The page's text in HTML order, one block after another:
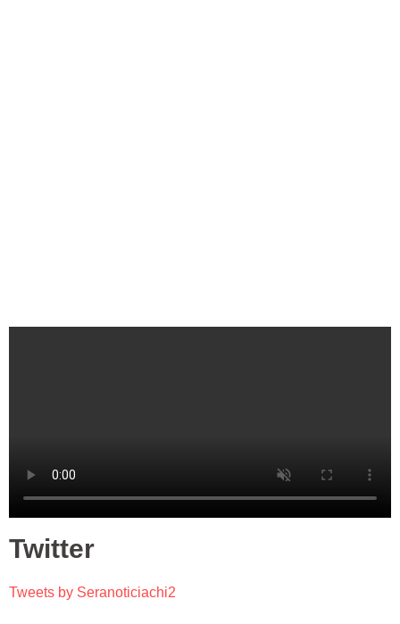
Twitter
Tweets by Seranoticiachi2